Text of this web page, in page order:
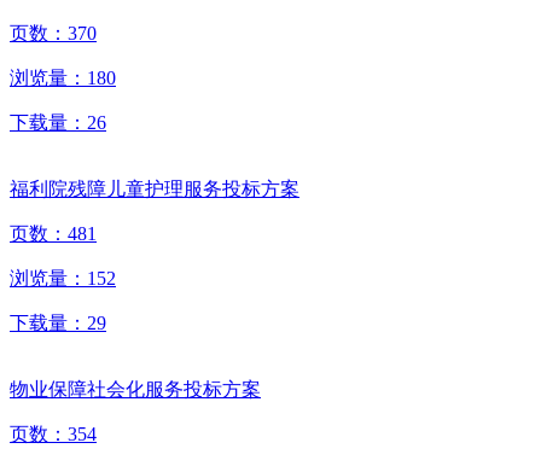
页数： 370
浏览量： 180
下载量： 26
福利院残障儿童护理服务投标方案
页数： 481
浏览量： 152
下载量： 29
物业保障社会化服务投标方案
页数： 354